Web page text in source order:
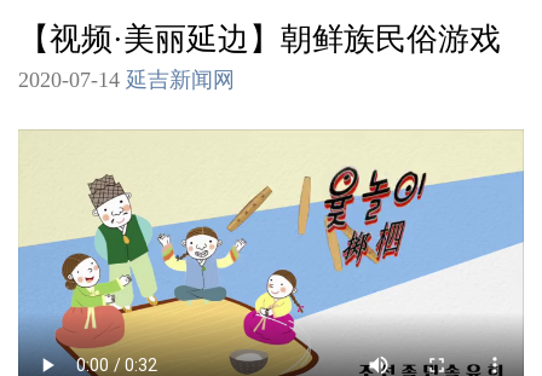
【视频·美丽延边】朝鲜族民俗游戏
2020-07-14 延吉新闻网